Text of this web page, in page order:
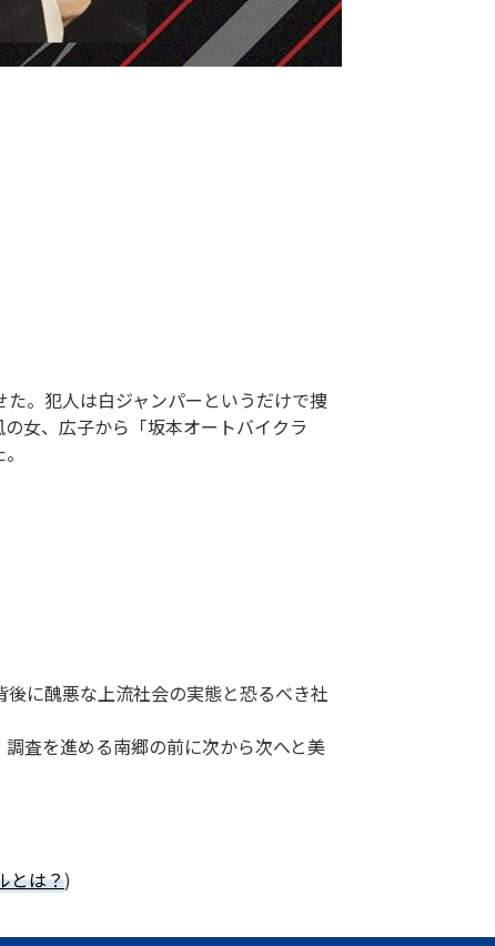
。犯人は白ジャンパーというだけで捜
女、広子から「坂本オートバイクラ
に醜悪な上流社会の実態と恐るべき社
査を進める南郷の前に次から次へと美
とは？)